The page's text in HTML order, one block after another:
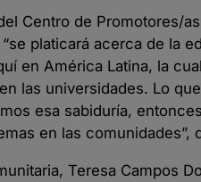
Centro de Promotores/
platicará acerca de la
en América Latina, la
las universidades. Lo
esa sabiduría,
en las comunidades”,
Teresa Campos